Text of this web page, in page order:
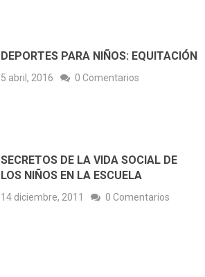
DEPORTES PARA NIÑOS: EQUITACIÓN
5 abril, 2016 0 Comentarios
SECRETOS DE LA VIDA SOCIAL DE
LOS NIÑOS EN LA ESCUELA
14 diciembre, 2011 0 Comentarios